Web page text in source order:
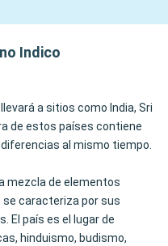
Indico
a sitios como India, Sri
de estos países contiene
al mismo tiempo.
mezcla de elementos
se caracteriza por sus
El país es el lugar de
hinduismo, budismo,